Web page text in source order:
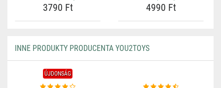
3790 Ft 4990 Ft
INNE PRODUKTY PRODUCENTA YOU2TOYS
ÚJDONSÁG